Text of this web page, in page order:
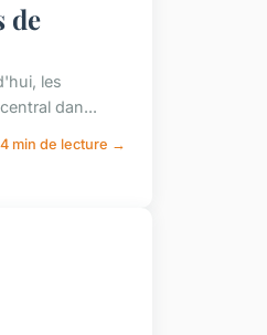
de
les
dan...
4 min de lecture →